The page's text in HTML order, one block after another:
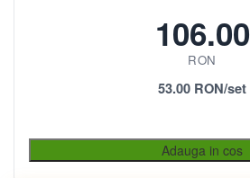
106.00
RON
53.00 RON/set
Adauga in cos